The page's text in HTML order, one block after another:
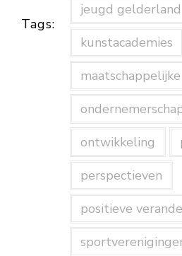
Tags:
jeugd gelderland
kunstacademies
ontwikkeling
perspectieven
positieve